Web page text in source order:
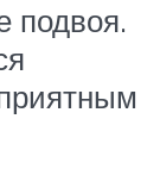
подвоя.